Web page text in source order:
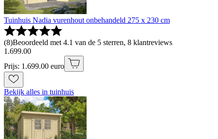
Tuinhuis Nadia vurenhout onbehandeld 275 x 230 cm
(8)Beoordeeld met 4.1 van de 5 sterren, 8 klantreviews
1 .699.00
Prijs: 1.699.00 euro
Bekijk alles in tuinhuis